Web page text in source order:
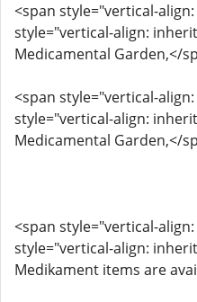
<span style="vertical-
style="vertical-align:
Medicamental Garden,</
<span style="vertical-
style="vertical-align:
Medicamental Garden,</
<span style="vertical-
style="vertical-align:
Medikament items are